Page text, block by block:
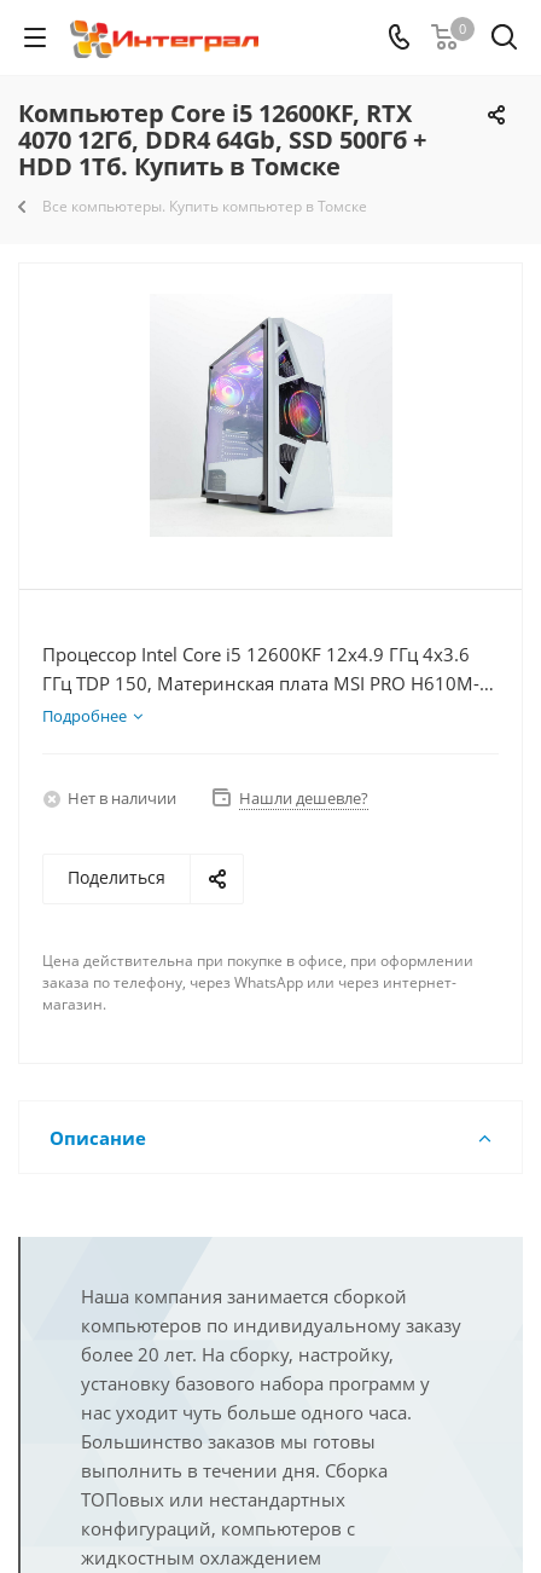
0
Компьютер Core i5 12600KF, RTX
4070 12Гб, DDR4 64Gb, SSD 500Гб +
HDD 1Тб. Купить в Томске
Все компьютеры. Купить компьютер в Томске
Процессор Intel Core i5 12600KF 12x4.9 ГГц 4x3.6
ГГц TDP 150, Материнская плата MSI PRO H610M-E,
Видеокарта RTX 4070 12Гб, Память DDR4 64Gb,
Подробнее
Нет в наличии Нашли дешевле?
Поделиться
Цена действительна при покупке в офисе, при оформлении
заказа по телефону, через WhatsApp или через интернет-
магазин.
Описание
Наша компания занимается сборкой
компьютеров по индивидуальному заказу
более 20 лет. На сборку, настройку,
установку базового набора программ у
нас уходит чуть больше одного часа.
Большинство заказов мы готовы
выполнить в течении дня. Сборка
ТОПовых или нестандартных
конфигураций, компьютеров с
жидкостным охлаждением